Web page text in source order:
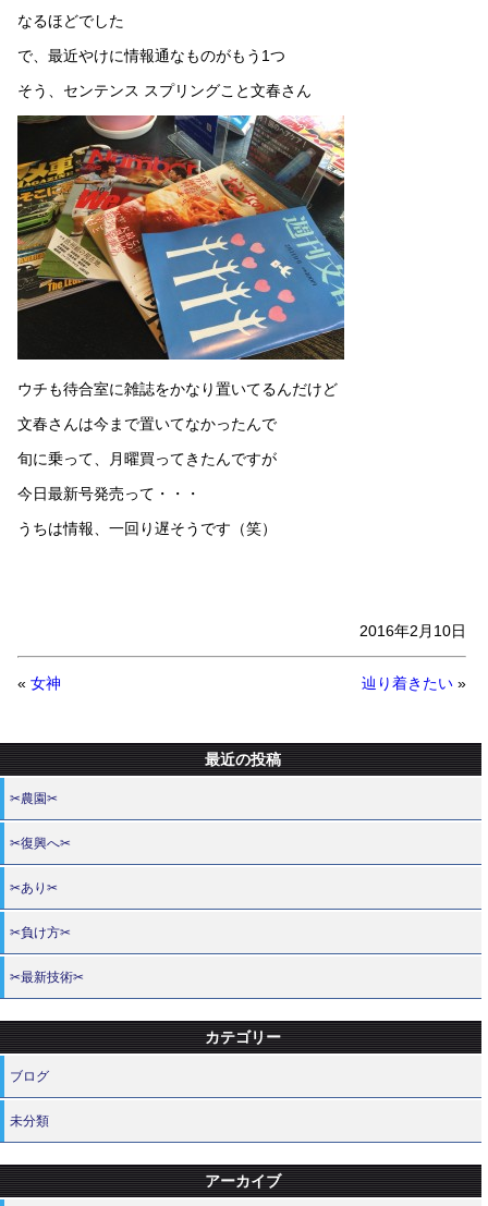
なるほどでした
で、最近やけに情報通なものがもう1つ
そう、センテンス スプリングこと文春さん
ウチも待合室に雑誌をかなり置いてるんだけど
文春さんは今まで置いてなかったんで
旬に乗って、月曜買ってきたんですが
今日最新号発売って・・・
うちは情報、一回り遅そうです（笑）
2016年2月10日
« 女神 辿り着きたい »
最近の投稿
✂農園✂
✂復興へ✂
✂あり✂
✂負け方✂
✂最新技術✂
カテゴリー
ブログ
未分類
アーカイブ